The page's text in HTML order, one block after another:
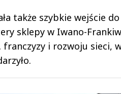
także szybkie wejście
sklepy w Iwano-
i rozwoju sieci,